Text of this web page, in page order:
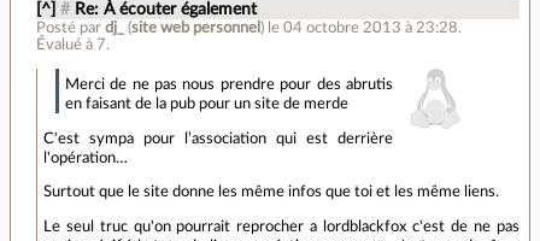
[^] # Re: À écouter également
Posté par dj_ (site web personnel ) le 04 octobre 2013 à 23:28.
Évalué à 7.
Merci de ne pas nous prendre pour des abrutis
en faisant de la pub pour un site de merde
C'est sympa pour l’association qui est derrière
l'opération…
Surtout que le site donne les même infos que toi et les même liens.
Le seul truc qu'on pourrait reprocher a lordblackfox c'est de ne pas